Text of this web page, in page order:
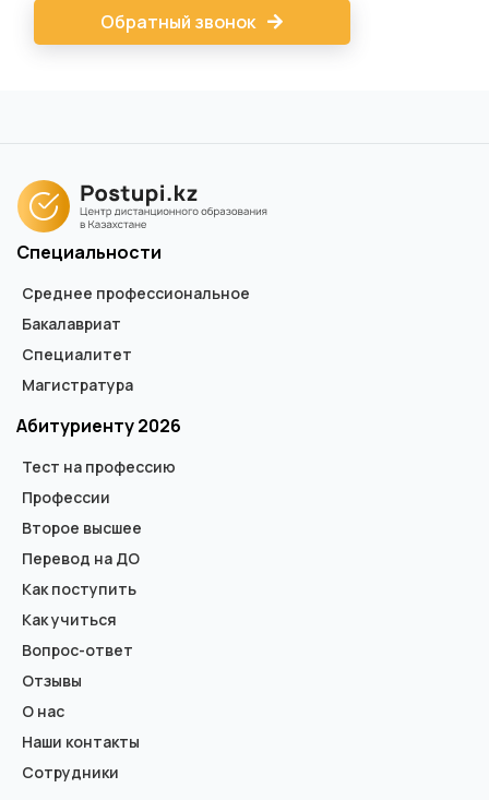
Обратный звонок
Специальности
Среднее профессиональное
Бакалавриат
Специалитет
Магистратура
Абитуриенту 2026
Тест на профессию
Профессии
Второе высшее
Перевод на ДО
Как поступить
Как учиться
Вопрос-ответ
Отзывы
О нас
Наши контакты
Сотрудники